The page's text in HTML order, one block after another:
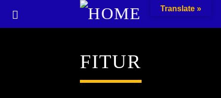
FITUR
Translate »